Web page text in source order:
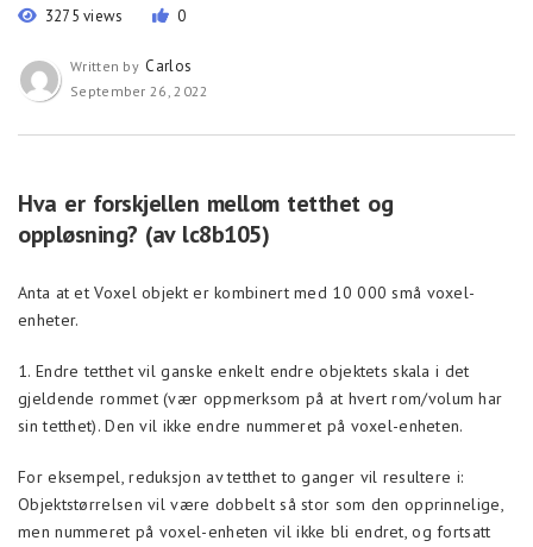
3275 views 0
Written by Carlos
September 26, 2022
Hva er forskjellen mellom tetthet og
oppløsning? (av lc8b105)
Anta at et Voxel objekt er kombinert med 10 000 små voxel-
enheter.
1. Endre tetthet vil ganske enkelt endre objektets skala i det
gjeldende rommet (vær oppmerksom på at hvert rom/volum har
sin tetthet). Den vil ikke endre nummeret på voxel-enheten.
For eksempel, reduksjon av tetthet to ganger vil resultere i:
Objektstørrelsen vil være dobbelt så stor som den opprinnelige,
men nummeret på voxel-enheten vil ikke bli endret, og fortsatt